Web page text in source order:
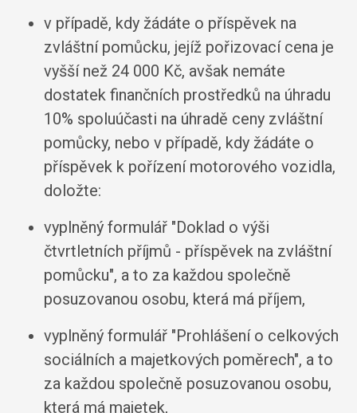
v případě, kdy žádáte o příspěvek na
zvláštní pomůcku, jejíž pořizovací cena je
vyšší než 24 000 Kč, avšak nemáte
dostatek finančních prostředků na úhradu
10% spoluúčasti na úhradě ceny zvláštní
pomůcky, nebo v případě, kdy žádáte o
příspěvek k pořízení motorového vozidla,
doložte:
vyplněný formulář "Doklad o výši
čtvrtletních příjmů - příspěvek na zvláštní
pomůcku", a to za každou společně
posuzovanou osobu, která má příjem,
vyplněný formulář "Prohlášení o celkových
sociálních a majetkových poměrech", a to
za každou společně posuzovanou osobu,
která má majetek,